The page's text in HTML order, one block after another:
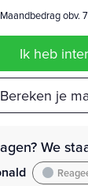
Maandbedrag obv.
Ik heb
Bereken je
We